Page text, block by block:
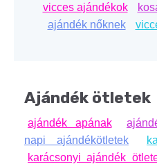
vicces ajándékok
ajándék nőknek
Ajándék ötletek
ajándék apának
napi ajándékötletek
karácsonyi ajándék